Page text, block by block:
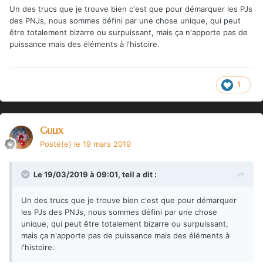
occupe le centre, et se déploie autour de la mer Intérieur,
une mer similaire à la mer Méditerranée(présentée « en
miroir » sur la carte, avec une ouverture vers l'océan à l'est
et une mer intérieure plus petite au nord-ouest).
(créature ayant un corps d'araignée et un torse d'elfe noir)
viennent se fondre dans le paysage, enfouis sous la
végétation, tandis que d'autres viennent agrandir les terres
des charges lourdes et abritent donc des cités ; on peut y
montagnes ainsi que depuis la Tour de l'Archimage et la
Cathédrale de la Grande Prêtresse. Une vingtaine de
royaumes sillonnent les cieux de l'Empire ; certains sont des
créations de l'Archimage, du Chevalier Noir ou de la Triade
Draconique tandis que d'autres proviennent d'autres
Un des trucs que je trouve bien c'est que pour démarquer les PJs
des PNJs, nous sommes défini par une chose unique, qui peut
être totalement bizarre ou surpuissant, mais ça n'apporte pas de
puissance mais des éléments à l'histoire.
1
Gulix
Posté(e) le 19 mars 2019
Le 19/03/2019 à 09:01, teil a dit :
Un des trucs que je trouve bien c'est que pour démarquer
les PJs des PNJs, nous sommes défini par une chose
unique, qui peut être totalement bizarre ou surpuissant,
mais ça n'apporte pas de puissance mais des éléments à
l'histoire.